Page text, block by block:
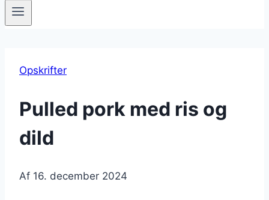
Opskrifter
Pulled pork med ris og
dild
Af 16. december 2024